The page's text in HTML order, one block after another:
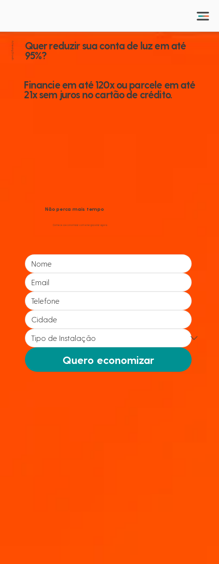
Comece a economizar com energia solar agora.
Não perca mais tempo
Quero economizar
Achieving Growth
Quer reduzir sua conta de luz em até
95%?
Financie em até 120x ou parcele em até
21x sem juros no cartão de crédito.